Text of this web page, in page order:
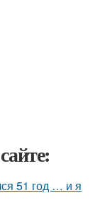
51 год … и я